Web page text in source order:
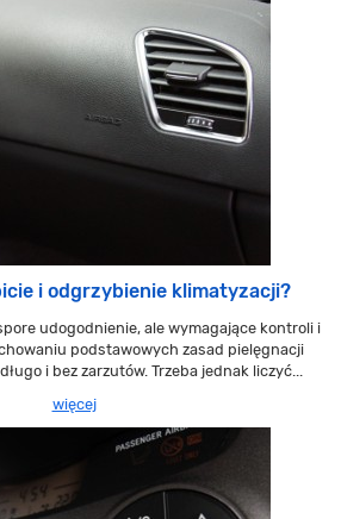
i odgrzybienie klimatyzacji?
udogodnienie, ale wymagające kontroli i
podstawowych zasad pielęgnacji
i bez zarzutów. Trzeba jednak liczyć...
więcej